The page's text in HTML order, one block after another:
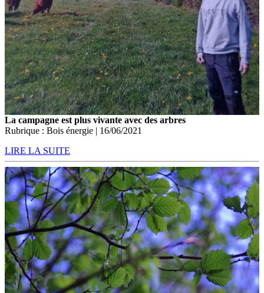
La campagne est plus vivante avec des arbres
Rubrique : Bois énergie | 16/06/2021
LIRE LA SUITE